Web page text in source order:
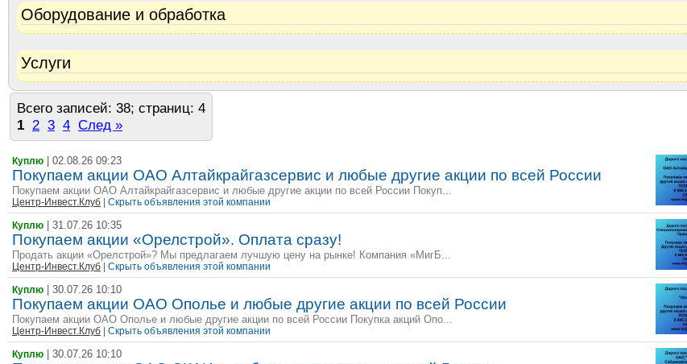
Оборудование и обработка
Услуги
Всего записей: 38; страниц: 4
1 2 3 4 След »
Куплю | 02.08.26 09:23
Покупаем акции ОАО Алтайкрайгазсервис и любые другие акции по всей России
Покупаем акции ОАО Алтайкрайгазсервис и любые другие акции по всей России Покуп...
Центр-Инвест.Клуб | Скрыть объявления этой компании
Куплю | 31.07.26 10:35
Покупаем акции «Орелстрой». Оплата сразу!
Продать акции «Орелстрой»? Мы предлагаем лучшую цену на рынке! Компания «МигБ...
Центр-Инвест.Клуб | Скрыть объявления этой компании
Куплю | 30.07.26 10:10
Покупаем акции ОАО Ополье и любые другие акции по всей России
Покупаем акции ОАО Ополье и любые другие акции по всей России Покупка акций Опо...
Центр-Инвест.Клуб | Скрыть объявления этой компании
Куплю | 30.07.26 10:10